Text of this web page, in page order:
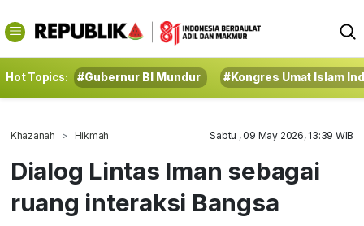
Hot Topics: #Gubernur BI Mundur #Kongres Umat Islam
Khazanah Hikmah Sabtu , 09 May 2026, 13:39 WIB
Dialog Lintas Iman sebagai
ruang interaksi Bangsa